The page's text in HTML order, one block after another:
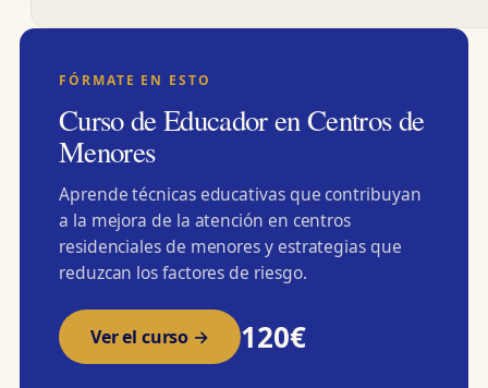
FÓRMATE EN ESTO
Curso de Educador en Centros de
Menores
Aprende técnicas educativas que contribuyan
a la mejora de la atención en centros
residenciales de menores y estrategias que
reduzcan los factores de riesgo.
Ver el curso → 120€